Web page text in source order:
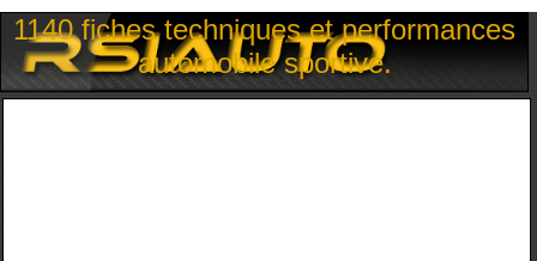
1140 fiches techniques et performances
automobile sportive.